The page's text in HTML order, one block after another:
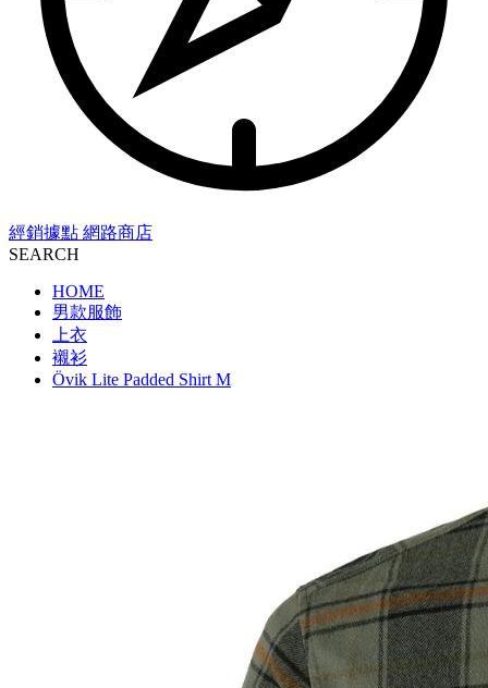
經銷據點 網路商店
SEARCH
HOME
男款服飾
上衣
襯衫
Övik Lite Padded Shirt M